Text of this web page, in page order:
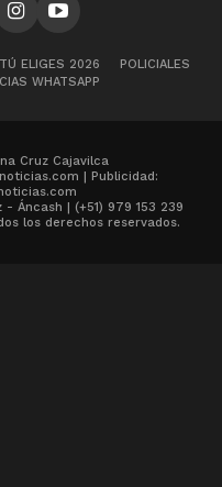
TÚ ELIGES 2026
POLICIALES
WHATSAPP
Cruz Cajavilca
| Publicidad:
- Áncash | (+51) 979 153 239
los derechos reservados.